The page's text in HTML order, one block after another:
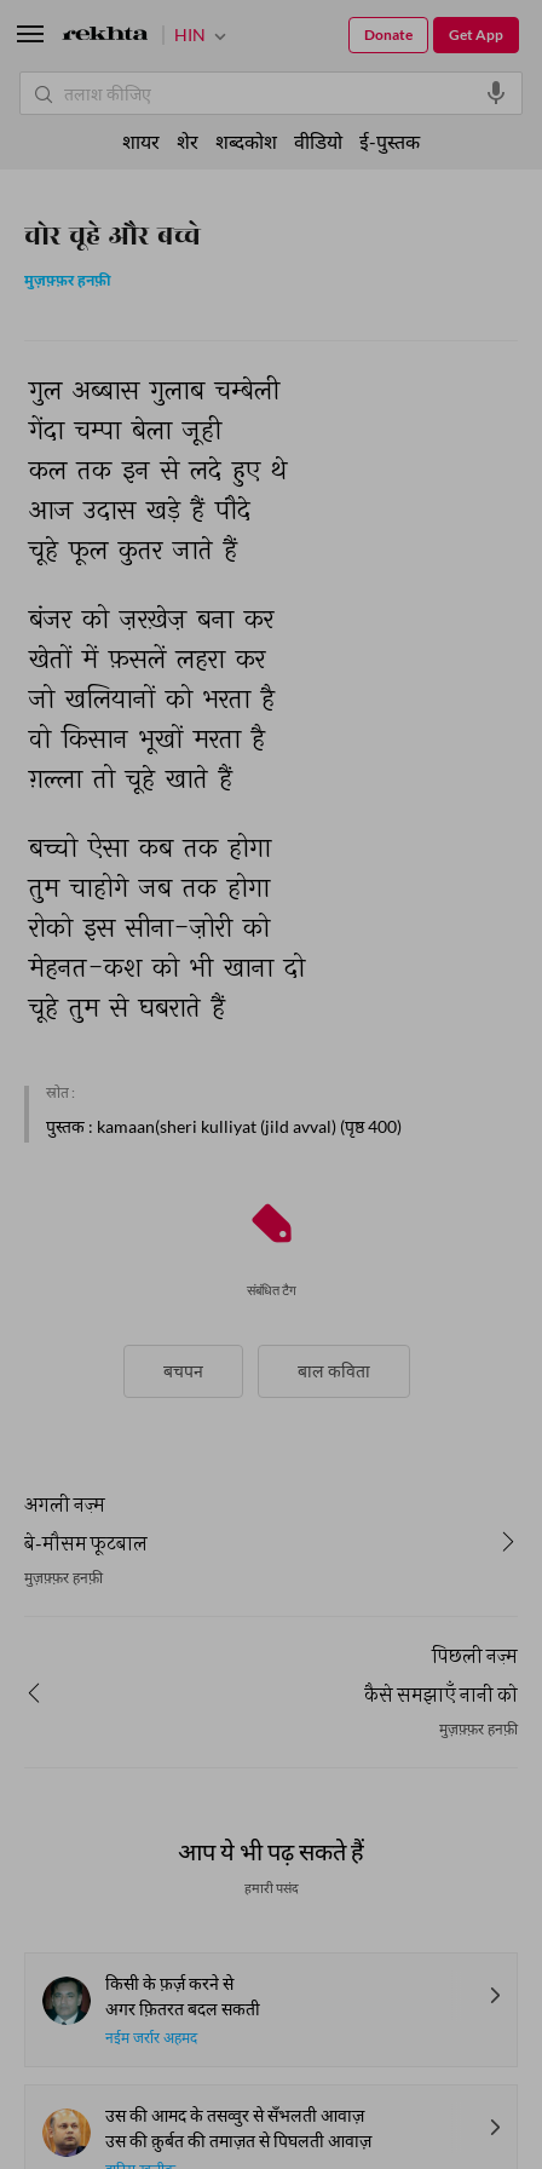
चोर चूहे और बच्चे
मुज़फ़्फ़र हनफ़ी
गुल अब्बास गुलाब चम्बेली
गेंदा चम्पा बेला जूही
कल तक इन से लदे हुए थे
आज उदास खड़े हैं पौदे
चूहे फूल कुतर जाते हैं
बंजर को ज़रख़ेज़ बना कर
खेतों में फ़सलें लहरा कर
जो खलियानों को भरता है
वो किसान भूखों मरता है
ग़ल्ला तो चूहे खाते हैं
बच्चो ऐसा कब तक होगा
तुम चाहोगे जब तक होगा
रोको इस सीना-ज़ोरी को
मेहनत-कश को भी खाना दो
चूहे तुम से घबराते हैं
स्रोत :
पुस्तक : kamaan(sheri kulliyat (jild avval) (पृष्ठ 400)
संबंधित टैग
बचपन बाल कविता
अगली नज़्म
बे-मौसम फूटबाल
मुज़फ़्फ़र हनफ़ी
पिछली नज़्म
कैसे समझाएँ नानी को
मुज़फ़्फ़र हनफ़ी
आप ये भी पढ़ सकते हैं
हमारी पसंद
किसी के फ़र्ज़ करने से
अगर फ़ितरत बदल सकती
नईम जर्रार अहमद
उस की आमद के तसव्वुर से सँभलती आवाज़
उस की क़ुर्बत की तमाज़त से पिघलती आवाज़
HIN Get App
Donate
शायर शेर शब्दकोश वीडियो ई-पुस्तक